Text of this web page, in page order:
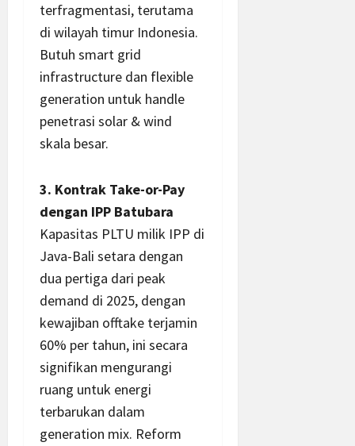
terfragmentasi, terutama
di wilayah timur Indonesia.
Butuh smart grid
infrastructure dan flexible
generation untuk handle
penetrasi solar & wind
skala besar.
3. Kontrak Take-or-Pay
dengan IPP Batubara
Kapasitas PLTU milik IPP di
Java-Bali setara dengan
dua pertiga dari peak
demand di 2025, dengan
kewajiban offtake terjamin
60% per tahun, ini secara
signifikan mengurangi
ruang untuk energi
terbarukan dalam
generation mix. Reform